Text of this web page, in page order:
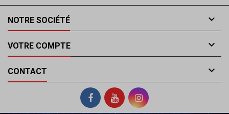
NOTRE SOCIÉTÉ 
VOTRE COMPTE 
CONTACT 